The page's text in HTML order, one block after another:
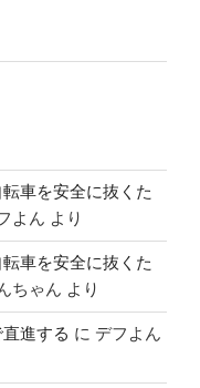
車を安全に抜くた
よん より
車を安全に抜くた
ちゃん より
進する に デフよん